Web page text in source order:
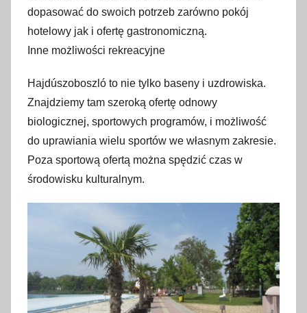
dopasować do swoich potrzeb zarówno pokój
hotelowy jak i ofertę gastronomiczną.
Inne możliwości rekreacyjne
Hajdúszoboszló to nie tylko baseny i uzdrowiska.
Znajdziemy tam szeroką ofertę odnowy
biologicznej, sportowych programów, i możliwość
do uprawiania wielu sportów we własnym zakresie.
Poza sportową ofertą można spędzić czas w
środowisku kulturalnym.